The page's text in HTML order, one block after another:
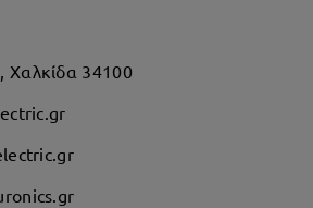
Χαλκίδα 34100